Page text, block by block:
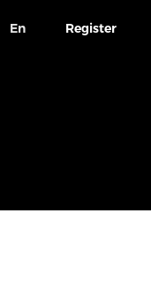
En Register